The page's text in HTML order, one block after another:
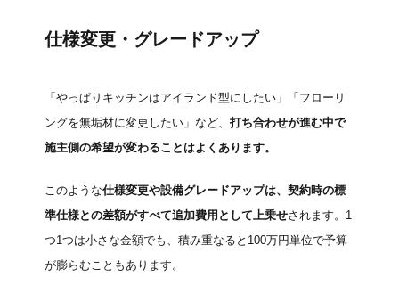
仕様変更・グレードアップ
「やっぱりキッチンはアイランド型にしたい」「フローリ
ングを無垢材に変更したい」など、 打ち合わせが進む中で
施主側の希望が変わることはよくあります。
このような仕様変更や設備グレードアップは、契約時の標
準仕様との差額がすべて追加費用として上乗せされます。1
つ1つは小さな金額でも、積み重なると100万円単位で予算
が膨らむこともあります。